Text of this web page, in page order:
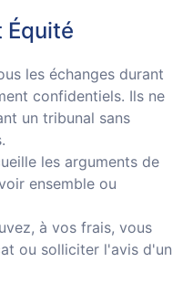
Équité
les échanges durant
confidentiels. Ils ne
un tribunal sans
les arguments de
ensemble ou
à vos frais, vous
ou solliciter l'avis d'un